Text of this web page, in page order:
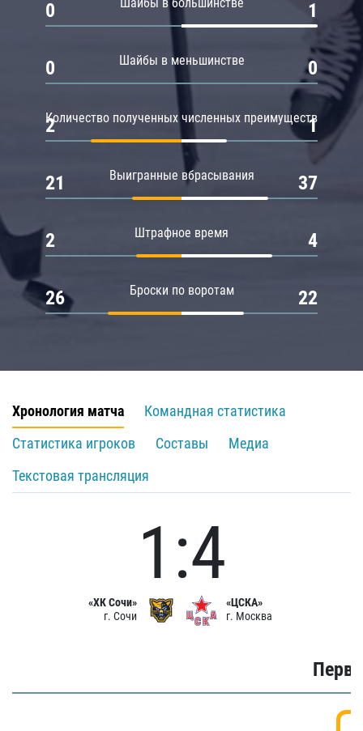
0 1
Шайбы в меньшинстве
0 0
Количество полученных численных преимуществ
2 1
Выигранные вбрасывания
21 37
Штрафное время
2 4
Броски по воротам
26 22
Хронология матча
Командная статистика
Статистика игроков
Составы
Медиа
Текстовая трансляция
«ХК Сочи»
г. Сочи
1:4
«ЦСКА»
г. Москва